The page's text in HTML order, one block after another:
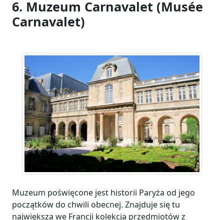
6. Muzeum Carnavalet (Musée
Carnavalet)
Muzeum poświęcone jest historii Paryża od jego
początków do chwili obecnej. Znajduje się tu
największa we Francji kolekcja przedmiotów z